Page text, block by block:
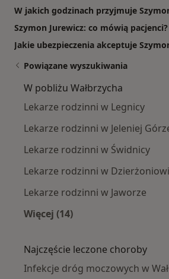
W jakich godzinach przyjmuje
Szymon Jurewicz: co mówią pacjenci?
Jakie ubezpieczenia akceptuje
Powiązane wyszukiwania
W pobliżu Wałbrzycha
Lekarze rodzinni w Legnicy
Lekarze rodzinni w Jeleniej
Lekarze rodzinni w Świdnicy
Lekarze rodzinni w
Lekarze rodzinni w Jaworze
Więcej (14)
Najczęście leczone choroby
Infekcje dróg moczowych w